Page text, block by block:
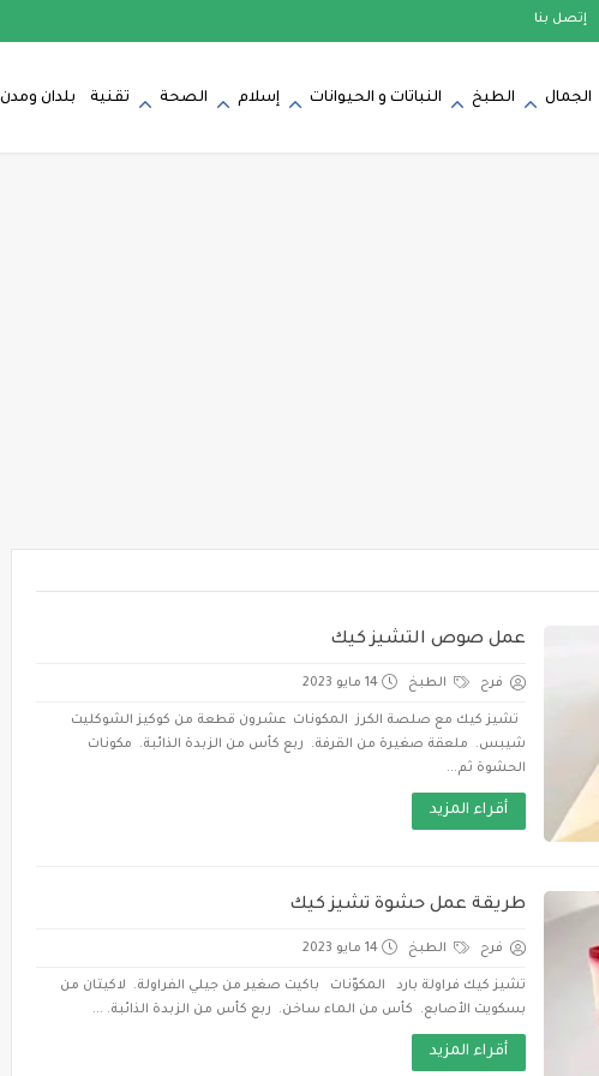
إتصل بنا
الجمال الطبخ النباتات و الحيوانات إسلام الصحة تقنية بلدان ومدن
عمل صوص التشيز كيك
فرح الطبخ 14 مايو 2023
تشيز كيك مع صلصة الكرز المكونات عشرون قطعة من كوكيز الشوكليت
شيبس. ملعقة صغيرة من القرفة. ربع كأس من الزبدة الذائبة. مكونات
الحشوة ثم...
أقراء المزيد
طريقة عمل حشوة تشيز كيك
فرح الطبخ 14 مايو 2023
تشيز كيك فراولة بارد المكوّنات باكيت صغير من جيلي الفراولة. لاكيتان من
بسكويت الأصابع. كأس من الماء ساخن. ربع كأس من الزبدة الذائبة. ...
أقراء المزيد